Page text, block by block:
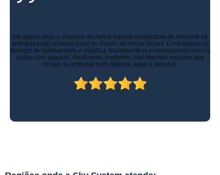
Há alguns anos a empresa de minha esposa necessitava de controlar as
entregas tanto urbanas como no Estado de Minas Gerais. Contratamos os
serviços de rastreamento e logística. Inicialmente já economizamos com os
custos com seguros. Atualmente, contamos com diversos recursos que
tornam as entregas mais rápidas, ágeis e seguras.